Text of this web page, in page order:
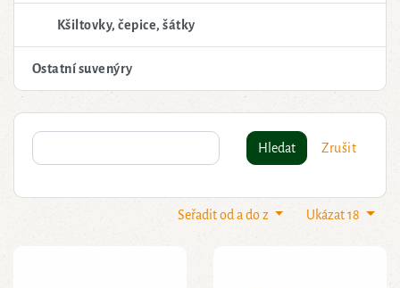
Kšiltovky, čepice, šátky
Ostatní suvenýry
Hledat Zrušit
Ukázat 18
Seřadit od a do z